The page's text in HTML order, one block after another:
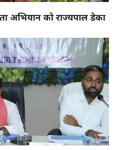
अभियान को राज्यपाल डेका